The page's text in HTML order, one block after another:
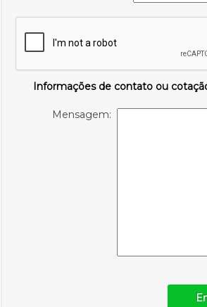
Informações de contato ou
Mensagem: